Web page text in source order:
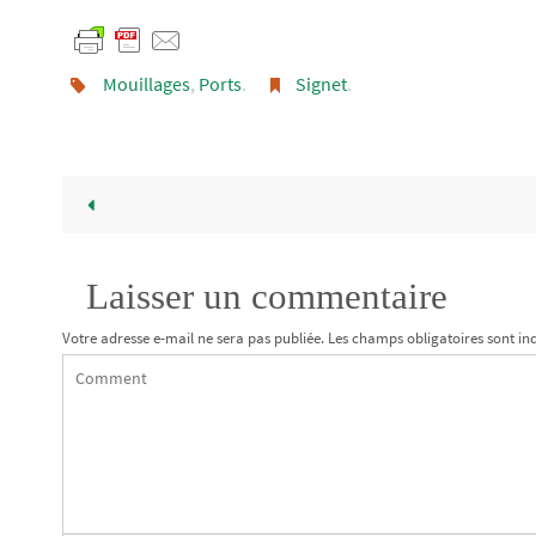
Mouillages, Ports. Signet.
Laisser un commentaire
Votre adresse e-mail ne sera pas publiée. Les champs obligatoires sont